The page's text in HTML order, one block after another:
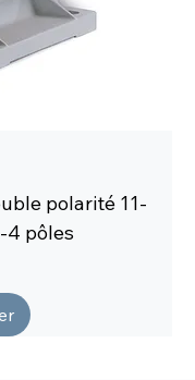
polarité 11-
4 pôles